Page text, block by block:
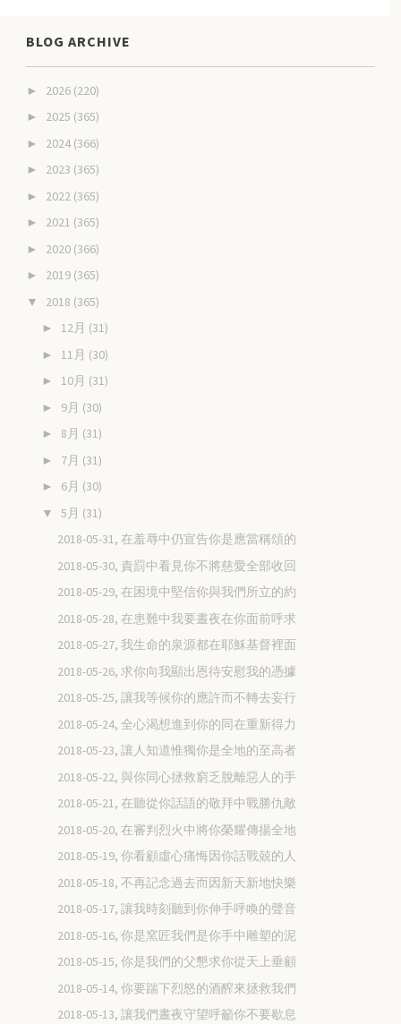
BLOG ARCHIVE
► 2026 (220)
► 2025 (365)
► 2024 (366)
► 2023 (365)
► 2022 (365)
► 2021 (365)
► 2020 (366)
► 2019 (365)
▼ 2018 (365)
► 12月 (31)
► 11月 (30)
► 10月 (31)
► 9月 (30)
► 8月 (31)
► 7月 (31)
► 6月 (30)
▼ 5月 (31)
2018-05-31, 在羞辱中仍宣告你是應當稱頌的
2018-05-30, 責罰中看見你不將慈愛全部收回
2018-05-29, 在困境中堅信你與我們所立的約
2018-05-28, 在患難中我要晝夜在你面前呼求
2018-05-27, 我生命的泉源都在耶穌基督裡面
2018-05-26, 求你向我顯出恩待安慰我的憑據
2018-05-25, 讓我等候你的應許而不轉去妄行
2018-05-24, 全心渴想進到你的同在重新得力
2018-05-23, 讓人知道惟獨你是全地的至高者
2018-05-22, 與你同心拯救窮乏脫離惡人的手
2018-05-21, 在聽從你話語的敬拜中戰勝仇敵
2018-05-20, 在審判烈火中將你榮耀傳揚全地
2018-05-19, 你看顧虛心痛悔因你話戰兢的人
2018-05-18, 不再記念過去而因新天新地快樂
2018-05-17, 讓我時刻聽到你伸手呼喚的聲音
2018-05-16, 你是窯匠我們是你手中雕塑的泥
2018-05-15, 你是我們的父懇求你從天上垂顧
2018-05-14, 你要踹下烈怒的酒醡來拯救我們
2018-05-13, 讓我們晝夜守望呼籲你不要歇息